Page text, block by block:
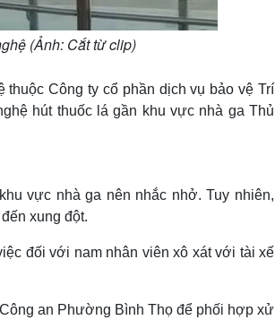
(Ảnh: Cắt từ clip)
Công ty cổ phần dịch vụ bảo vệ Trí
hút thuốc lá gần khu vực nhà ga Thủ
vực nhà ga nên nhắc nhở. Tuy nhiên,
xung đột.
đối với nam nhân viên xô xát với tài xế
an Phường Bình Thọ để phối hợp xử